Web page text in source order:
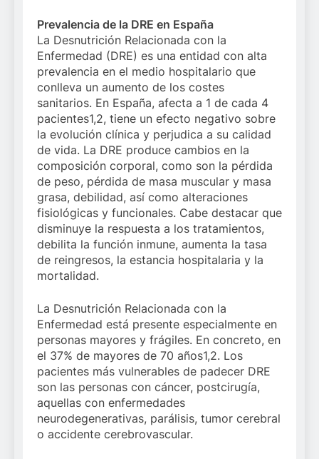
Prevalencia de la DRE en España
La Desnutrición Relacionada con la
Enfermedad (DRE) es una entidad con alta
prevalencia en el medio hospitalario que
conlleva un aumento de los costes
sanitarios. En España, afecta a 1 de cada 4
pacientes1,2, tiene un efecto negativo sobre
la evolución clínica y perjudica a su calidad
de vida. La DRE produce cambios en la
composición corporal, como son la pérdida
de peso, pérdida de masa muscular y masa
grasa, debilidad, así como alteraciones
fisiológicas y funcionales. Cabe destacar que
disminuye la respuesta a los tratamientos,
debilita la función inmune, aumenta la tasa
de reingresos, la estancia hospitalaria y la
mortalidad.
La Desnutrición Relacionada con la
Enfermedad está presente especialmente en
personas mayores y frágiles. En concreto, en
el 37% de mayores de 70 años1,2. Los
pacientes más vulnerables de padecer DRE
son las personas con cáncer, postcirugía,
aquellas con enfermedades
neurodegenerativas, parálisis, tumor cerebral
o accidente cerebrovascular.